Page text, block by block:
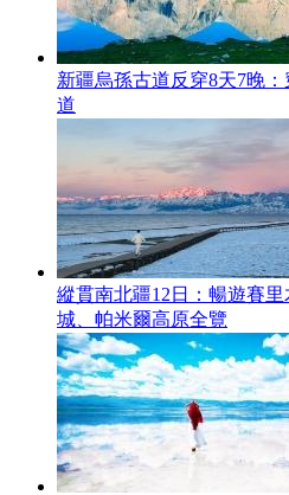
新疆烏孫古道反穿8天7晚
道
縱貫南北疆12日：暢遊賽
城、帕米爾高原全覽